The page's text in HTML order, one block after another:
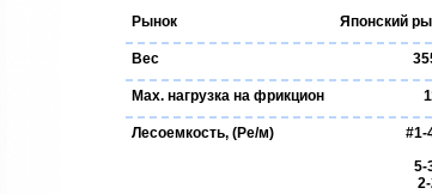
Рынок Японский
Вес
Max. нагрузка на фрикцион
Лесоемкость, (Ре/м)
#1-
5-